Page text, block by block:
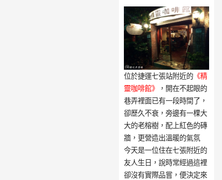
位於捷運七張站附近的 《精
靈咖啡館》
，開在不起眼的
巷弄裡面已有一段時間了，
卻歷久不衰，旁邊有一棵大
大的老榕樹，配上紅色的磚
牆，更營造出溫暖的氣氛
今天是一位住在七張附近的
友人生日，說時常經過這裡
卻沒有實際品嘗，便決定來